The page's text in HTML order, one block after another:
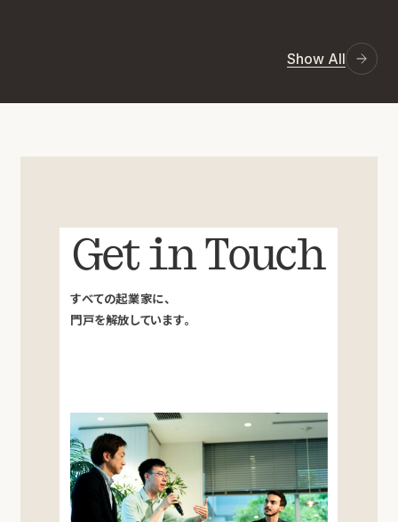
Show All
Get in Touch
すべての起業家に、
門戸を解放しています。